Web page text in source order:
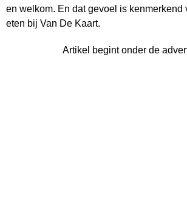
en welkom. En dat gevoel is kenmerkend
eten bij Van De Kaart.
Artikel begint onder de